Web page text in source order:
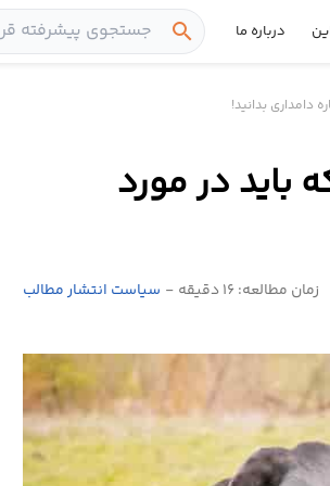
درباره ما search
دامداری بدانید!
باید در مورد
زمان مطالعه: 16 دقیقه - سیاست انتشار مطالب